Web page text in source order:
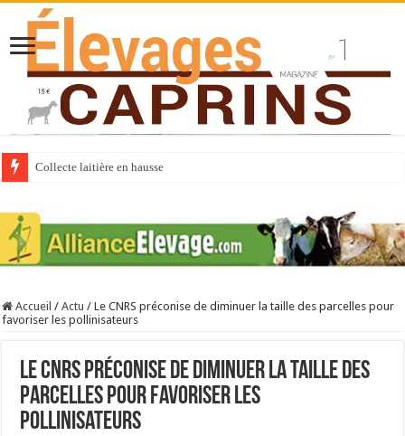
Collecte laitière en hausse
Accueil / Actu / Le CNRS préconise de diminuer la taille des parcelles pour
favoriser les pollinisateurs
Le CNRS préconise de diminuer la taille des
parcelles pour favoriser les
pollinisateurs